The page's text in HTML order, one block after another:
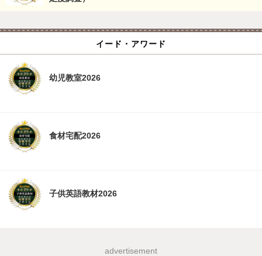
イード・アワード
幼児教室2026
食材宅配2026
子供英語教材2026
advertisement